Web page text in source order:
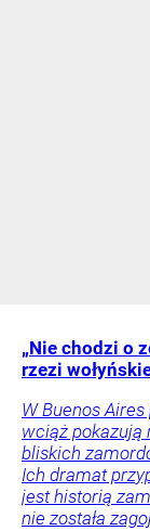
„Nie chodzi o
rzezi
W Buenos
wciąż pokazują
bliskich
Ich dramat
jest historią
nie została